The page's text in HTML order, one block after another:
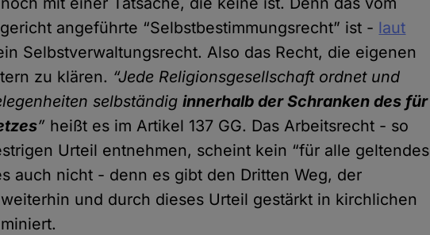
angeführte “Selbstbestimmungsrecht” ist - laut
Selbstverwaltungsrecht. Also das Recht, die eigenen
zu klären. “Jede Religionsgesellschaft ordnet und
selbständiginnerhalb der Schranken des für
” heißt es im Artikel 137 GG. Das Arbeitsrecht - so
Urteil entnehmen, scheint kein “für alle geltendes
auch nicht - denn es gibt den Dritten Weg, der
und durch dieses Urteil gestärkt in kirchlichen